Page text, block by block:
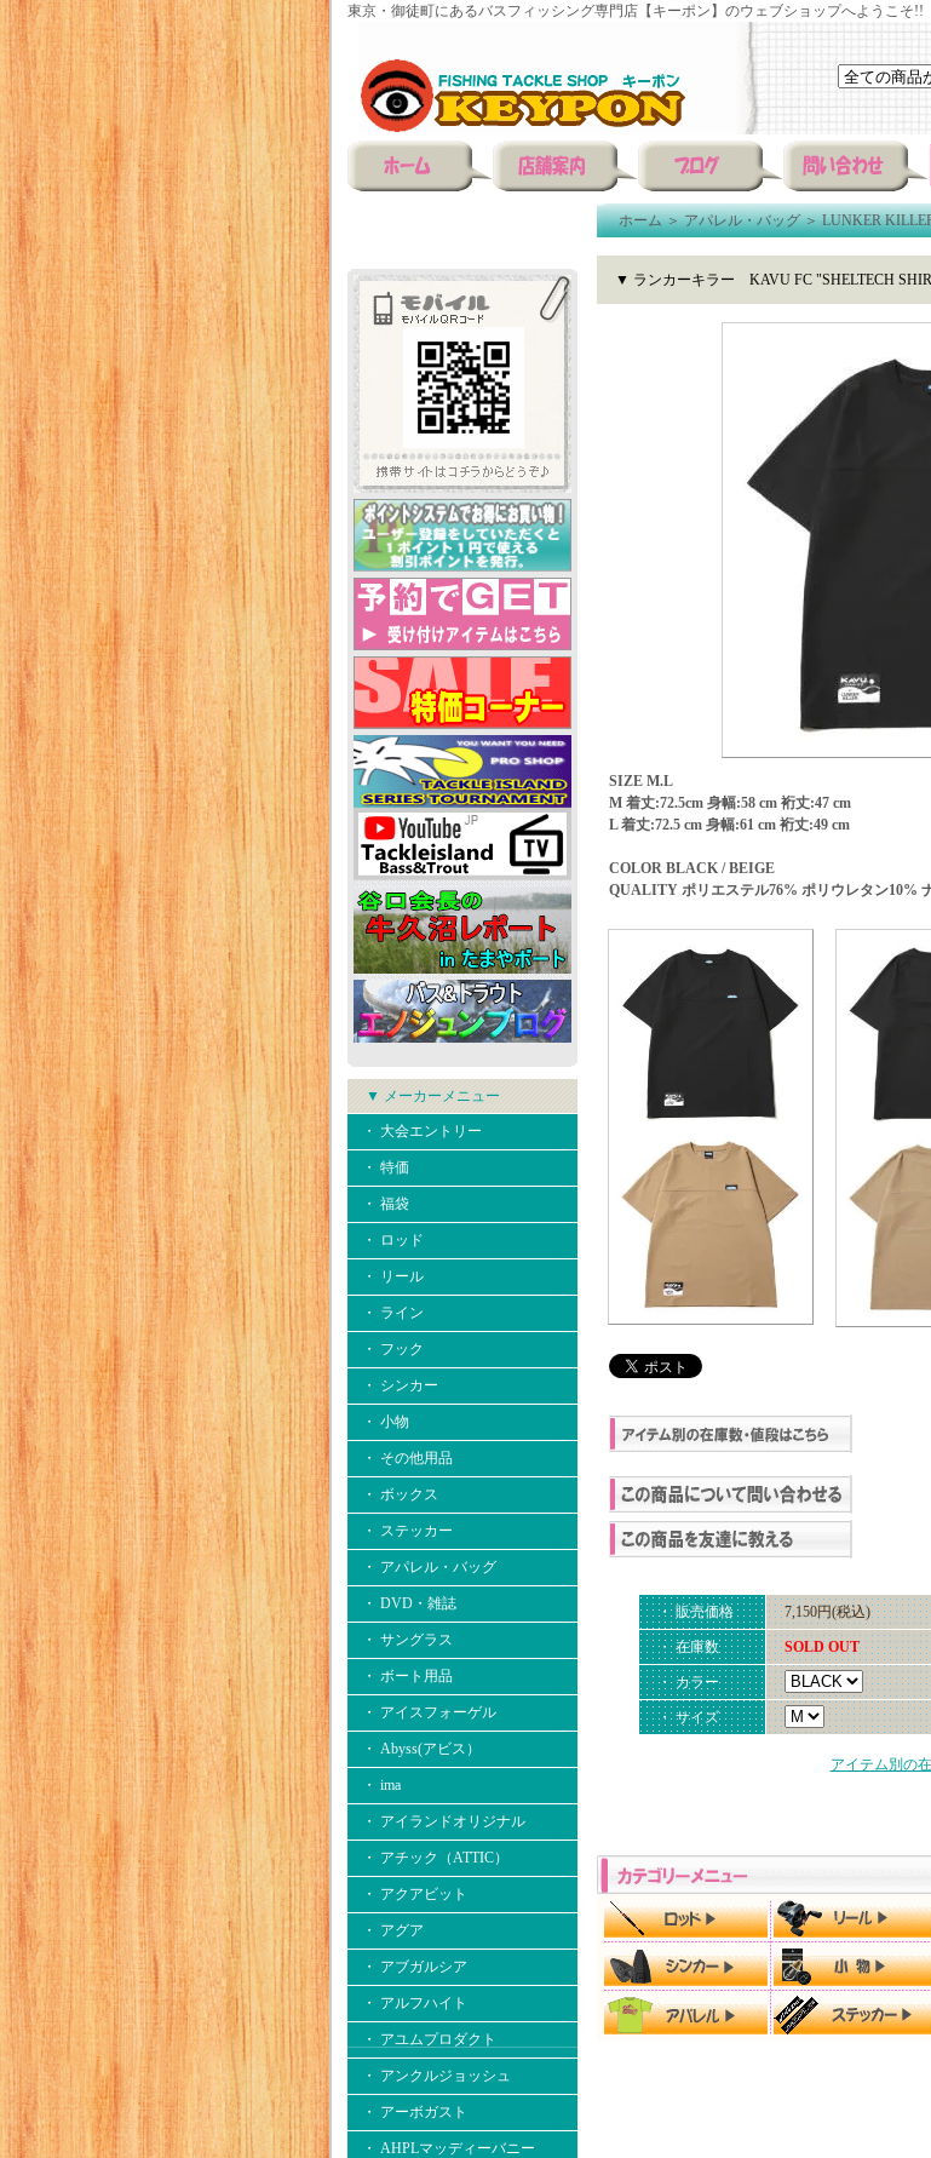
東京・御徒町にあるバスフィッシング専門店【キーポン】のウェブショップへようこそ!!
▼ メーカーメニュー
・ 大会エントリー
・ 特価
・ 福袋
・ ロッド
・ リール
・ ライン
・ フック
・ シンカー
・ 小物
・ その他用品
・ ボックス
・ ステッカー
・ アパレル・バッグ
・ DVD・雑誌
・ サングラス
・ ボート用品
・ アイスフォーゲル
・ Abyss(アビス）
・ ima
・ アイランドオリジナル
・ アチック（ATTIC）
・ アクアビット
・ アグア
・ アブガルシア
・ アルフハイト
・ アユムプロダクト
・ アンクルジョッシュ
・ アーボガスト
・ AHPLマッディーバニー
ホーム＞アパレル・バッグ＞LUNKER
▼ ランカーキラー KAVU FC "SHELTECH
SIZE M.L
M 着丈:72.5cm 身幅:58 cm 裄丈:47 cm
L 着丈:72.5 cm 身幅:61 cm 裄丈:49 cm
COLOR BLACK / BEIGE
QUALITY ポリエステル76% ポリウレタン10%
・ 販売価格 7,150円(税込)
・ 在庫数 SOLD OUT
・ カラー
・ サイズ
アイテム別の